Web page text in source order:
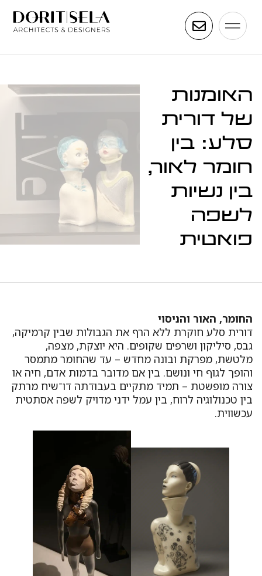
האומנות
של דורית
סלע: בין
חומר לאור,
בין נשיות
לשפה
פואטית
החומר, האור והניסוי
דורית סלע חוקרת ללא הרף את הגבולות שבין קרמיקה,
גבס, סיליקון ושרפים שקופים. היא יוצקת, מצפה,
מלטשת, מפרקת ובונה מחדש – עד שהחומר מתמסר
והופך לגוף חי ונושם. בין אם מדובר בדמות אדם, חיה או
צורה מופשטת – תמיד מתקיים בעבודתה דו־שיח מרתק
בין טכנולוגיה לרוח, בין עמל ידני מדויק לשפה אסתטית
עכשווית.